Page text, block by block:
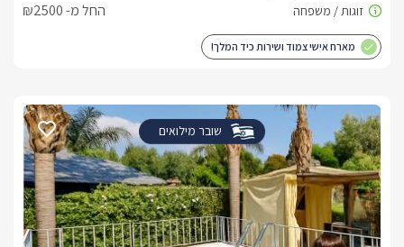
החל מ- ₪2500
מארח אישי צמוד ושירות כיד המלך!
שובר מילואים